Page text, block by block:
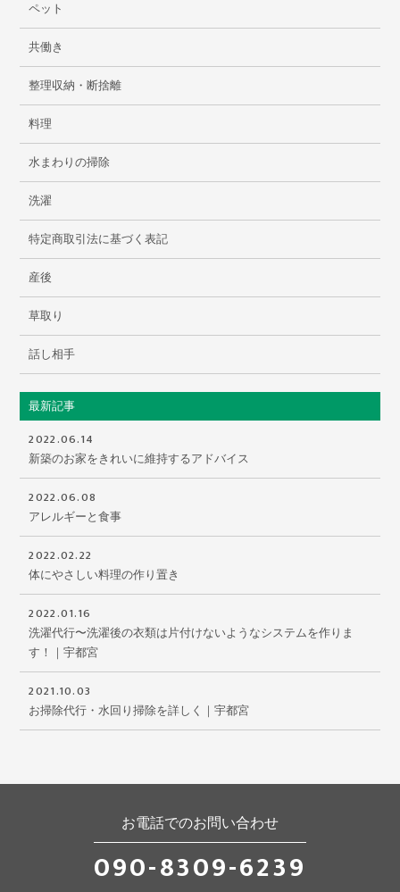
ペット
共働き
整理収納・断捨離
料理
水まわりの掃除
洗濯
特定商取引法に基づく表記
産後
草取り
話し相手
最新記事
2022.06.14
新築のお家をきれいに維持するアドバイス
2022.06.08
アレルギーと食事
2022.02.22
体にやさしい料理の作り置き
2022.01.16
洗濯代行〜洗濯後の衣類は片付けないようなシステムを作りま
す！｜宇都宮
2021.10.03
お掃除代行・水回り掃除を詳しく｜宇都宮
お電話でのお問い合わせ
090-8309-6239